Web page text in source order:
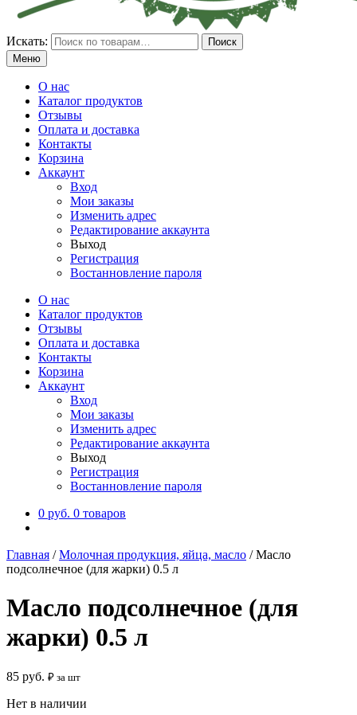
Искать:
Поиск
Меню
О нас
Каталог продуктов
Отзывы
Оплата и доставка
Контакты
Корзина
Аккаунт
Вход
Мои заказы
Изменить адрес
Редактирование аккаунта
Выход
Регистрация
Востанновление пароля
О нас
Каталог продуктов
Отзывы
Оплата и доставка
Контакты
Корзина
Аккаунт
Вход
Мои заказы
Изменить адрес
Редактирование аккаунта
Выход
Регистрация
Востанновление пароля
0 руб. 0 товаров
Главная / Молочная продукция, яйца, масло /Масло
подсолнечное (для жарки) 0.5 л
Масло подсолнечное (для
жарки) 0.5 л
85 руб. ₽ за шт
Нет в наличии